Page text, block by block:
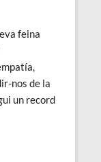
feina
nos de la
un record